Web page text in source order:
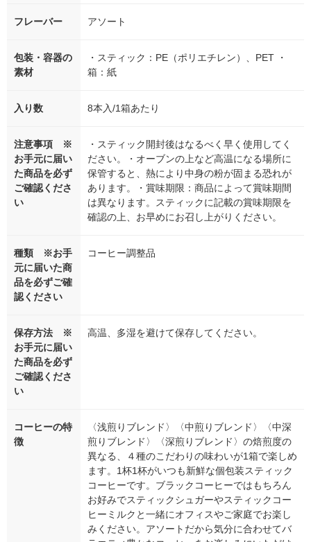
フレーバー アソート
包装・容器の
素材
・スティック：PE（ポリエチレン）、PET ・
箱：紙
入り数 8本入/1箱あたり
注意事項 ※
お手元に届い
た商品を必ず
ご確認くださ
い
・スティック開封後はなるべく早く使用してく
ださい。・オーブンの上など高温になる場所に
保管すると、熱により中身の粉が固まる恐れが
あります。・賞味期限：商品によって賞味期間
は異なります。スティックに記載の賞味期限を
確認の上、お早めにお召し上がりください。
種類 ※お手
元に届いた商
品を必ずご確
認ください
コーヒー調整品
保存方法 ※
お手元に届い
た商品を必ず
ご確認くださ
い
高温、多湿を避けて保存してください。
コーヒーの特
徴
〈浅煎りブレンド〉〈中煎りブレンド〉〈中深
煎りブレンド〉〈深煎りブレンド〉の焙煎度の
異なる、４種のこだわりの味わいが1箱で楽しめ
ます。1杯1杯がいつも新鮮な個包装スティック
コーヒーです。ブラックコーヒーではもちろん
お好みでスティックシュガーやスティックコー
ヒーミルクと一緒にオフィスやご家庭でお楽し
みください。アソートだから気分に合わせてバ